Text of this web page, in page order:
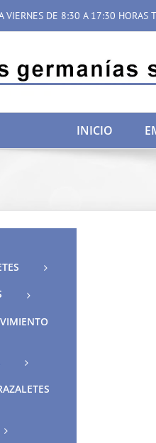
A VIERNES DE 8:30 A 17:30
INICIO